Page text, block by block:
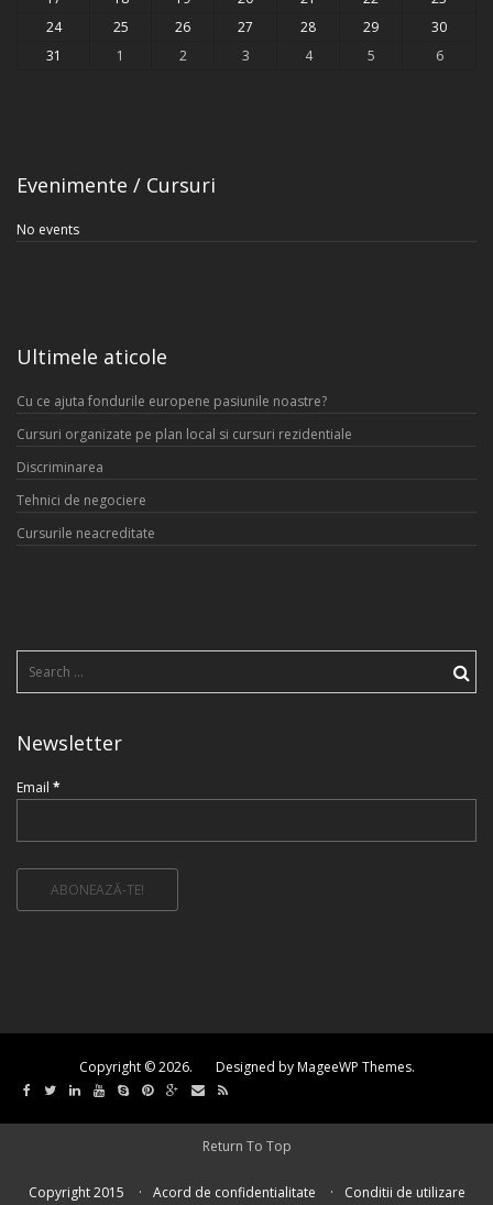
24
25 26 27 28 29
30
31
1 2 3 4 5 6
Evenimente / Cursuri
No events
Ultimele aticole
Cu ce ajuta fondurile europene pasiunile noastre?
Cursuri organizate pe plan local si cursuri rezidentiale
Discriminarea
Tehnici de negociere
Cursurile neacreditate
Search
Newsletter
Email *
Copyright © 2026. Designed by MageeWP Themes.
Return To Top
Copyright 2015 Acord de confidentialitate Conditii de utilizare